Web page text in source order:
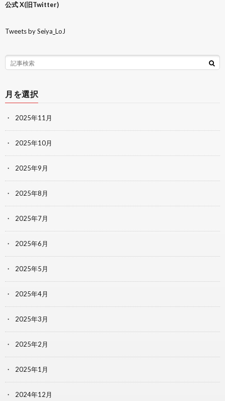
公式 X(旧Twitter)
Tweets by Seiya_LoJ
月を選択
2025年11月
2025年10月
2025年9月
2025年8月
2025年7月
2025年6月
2025年5月
2025年4月
2025年3月
2025年2月
2025年1月
2024年12月